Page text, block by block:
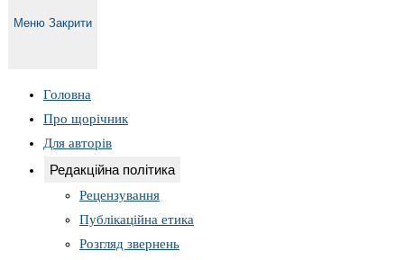
Меню Закрити
Головна
Про щорічник
Для авторів
Редакційна політика
Рецензування
Публікаційна етика
Розгляд звернень